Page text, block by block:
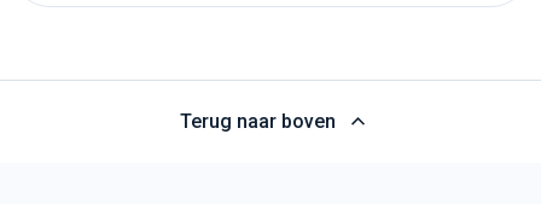
Terug naar boven